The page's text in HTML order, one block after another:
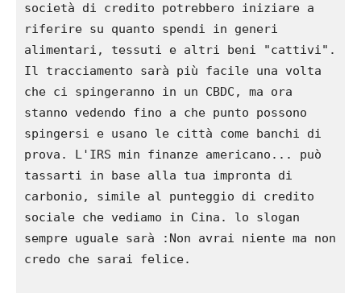
società di credito potrebbero iniziare a
riferire su quanto spendi in generi
alimentari, tessuti e altri beni "cattivi".
Il tracciamento sarà più facile una volta
che ci spingeranno in un CBDC, ma ora
stanno vedendo fino a che punto possono
spingersi e usano le città come banchi di
prova. L'IRS min finanze americano... può
tassarti in base alla tua impronta di
carbonio, simile al punteggio di credito
sociale che vediamo in Cina. lo slogan
sempre uguale sarà :Non avrai niente ma non
credo che sarai felice.